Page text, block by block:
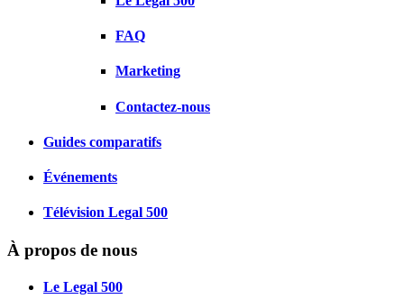
FAQ
Marketing
Contactez-nous
Guides comparatifs
Événements
Télévision Legal 500
À propos de nous
Le Legal 500